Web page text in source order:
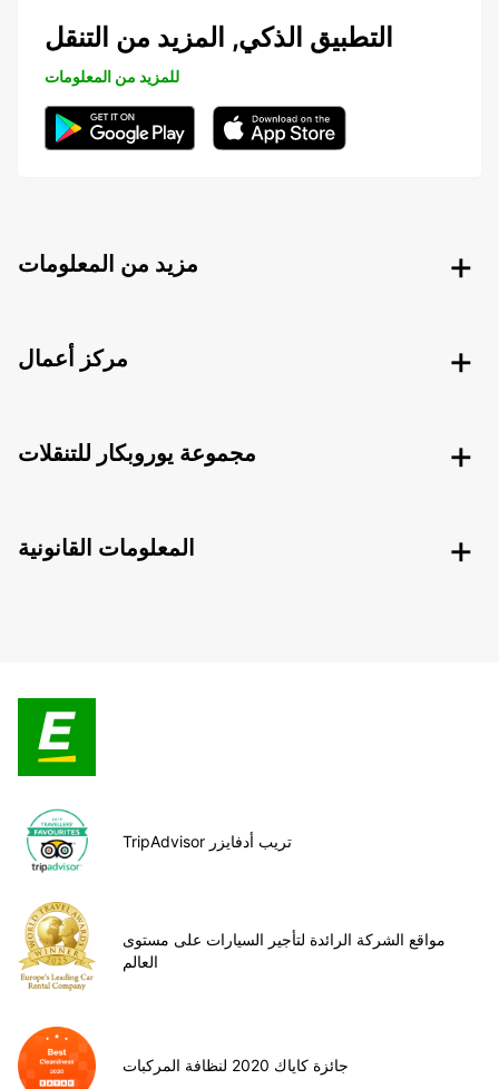
التطبيق الذكي, المزيد من التنقل
للمزيد من المعلومات
مزيد من المعلومات
مركز أعمال
مجموعة يوروبكار للتنقلات
المعلومات القانونية
TripAdvisor تريب أدفايزر
مواقع الشركة الرائدة لتأجير السيارات على مستوى
العالم
جائزة كاياك 2020 لنظافة المركبات